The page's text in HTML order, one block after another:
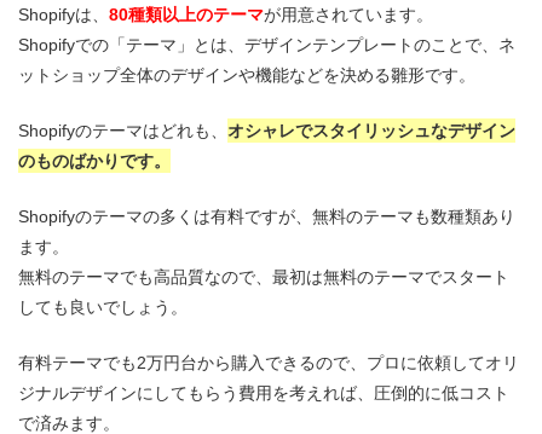
Shopifyは、 80種類以上のテーマが用意されています。
Shopifyでの「テーマ」とは、デザインテンプレートのことで、ネ
ットショップ全体のデザインや機能などを決める雛形です。
Shopifyのテーマはどれも、 オシャレでスタイリッシュなデザイン
のものばかりです。
Shopifyのテーマの多くは有料ですが、無料のテーマも数種類あり
ます。
無料のテーマでも高品質なので、最初は無料のテーマでスタート
しても良いでしょう。
有料テーマでも2万円台から購入できるので、プロに依頼してオリ
ジナルデザインにしてもらう費用を考えれば、圧倒的に低コスト
で済みます。